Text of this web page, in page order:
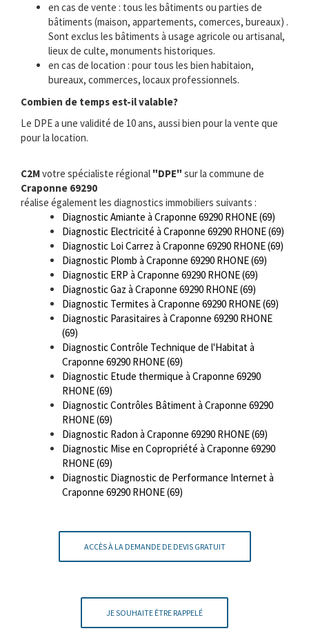
en cas de vente : tous les bâtiments ou parties de
bâtiments (maison, appartements, comerces, bureaux) .
Sont exclus les bâtiments à usage agricole ou artisanal,
lieux de culte, monuments historiques.
en cas de location : pour tous les bien habitaion,
bureaux, commerces, locaux professionnels.
Combien de temps est-il valable?
Le DPE a une validité de 10 ans, aussi bien pour la vente que
pour la location.
C2Mvotre spécialiste régional "DPE" sur la commune de
Craponne 69290
réalise également les diagnostics immobiliers suivants :
Diagnostic Amiante à Craponne 69290 RHONE (69)
Diagnostic Electricité à Craponne 69290 RHONE (69)
Diagnostic Loi Carrez à Craponne 69290 RHONE (69)
Diagnostic Plomb à Craponne 69290 RHONE (69)
Diagnostic ERP à Craponne 69290 RHONE (69)
Diagnostic Gaz à Craponne 69290 RHONE (69)
Diagnostic Termites à Craponne 69290 RHONE (69)
Diagnostic Parasitaires à Craponne 69290 RHONE
(69)
Diagnostic Contrôle Technique de l'Habitat à
Craponne 69290 RHONE (69)
Diagnostic Etude thermique à Craponne 69290
RHONE (69)
Diagnostic Contrôles Bâtiment à Craponne 69290
RHONE (69)
Diagnostic Radon à Craponne 69290 RHONE (69)
Diagnostic Mise en Copropriété à Craponne 69290
RHONE (69)
Diagnostic Diagnostic de Performance Internet à
Craponne 69290 RHONE (69)
ACCÈS À LA DEMANDE DE DEVIS GRATUIT
JE SOUHAITE ÊTRE RAPPELÉ